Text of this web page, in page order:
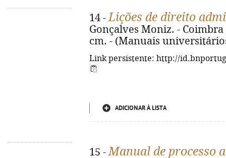
14 -Lições de direito
Gonçalves Moniz. -
cm. - (Manuais
Link persistente: http://
ADICIONAR À LISTA
15 -Manual de processo